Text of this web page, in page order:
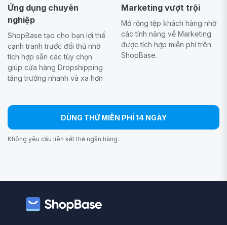
Ứng dụng chuyên
nghiệp
ShopBase tạo cho bạn lợi thế
cạnh tranh trước đối thủ nhờ
tích hợp sẵn các tùy chọn
giúp cửa hàng Dropshipping
tăng trưởng nhanh và xa hơn
Marketing vượt trội
Mở rộng tệp khách hàng nhờ
các tính năng về Marketing
được tích hợp miễn phí trên
ShopBase.
DÙNG THỬ MIỄN PHÍ 14 NGÀY
Không yêu cầu liên kết thẻ ngân hàng.